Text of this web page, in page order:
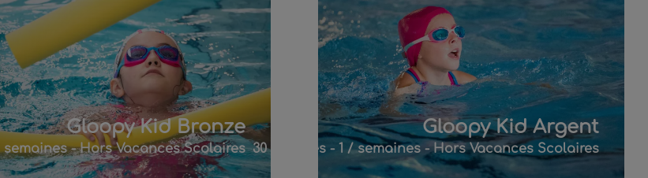
Gloopy Kid Bronze
semaines - Hors Vacances Scolaires
Gloopy Kid Argent
30 séances - 1 / semaines - Hors Vacances Scolaires